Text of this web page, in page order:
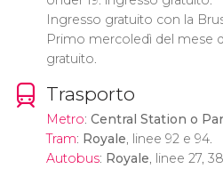
Ingresso gratuito con la
Primo mercoledì del mese
gratuito.
Trasporto
Metro: Central Station o
Tram: Royale, linee 92 e 94.
Autobus: Royale, linee 27,